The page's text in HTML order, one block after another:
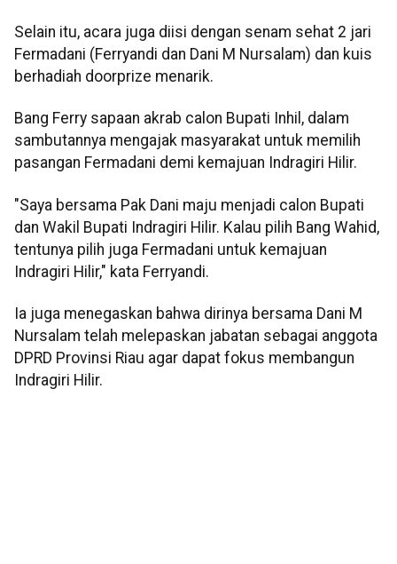
Selain itu, acara juga diisi dengan senam sehat 2 jari
Fermadani (Ferryandi dan Dani M Nursalam) dan kuis
berhadiah doorprize menarik.
Bang Ferry sapaan akrab calon Bupati Inhil, dalam
sambutannya mengajak masyarakat untuk memilih
pasangan Fermadani demi kemajuan Indragiri Hilir.
"Saya bersama Pak Dani maju menjadi calon Bupati
dan Wakil Bupati Indragiri Hilir. Kalau pilih Bang Wahid,
tentunya pilih juga Fermadani untuk kemajuan
Indragiri Hilir," kata Ferryandi.
Ia juga menegaskan bahwa dirinya bersama Dani M
Nursalam telah melepaskan jabatan sebagai anggota
DPRD Provinsi Riau agar dapat fokus membangun
Indragiri Hilir.